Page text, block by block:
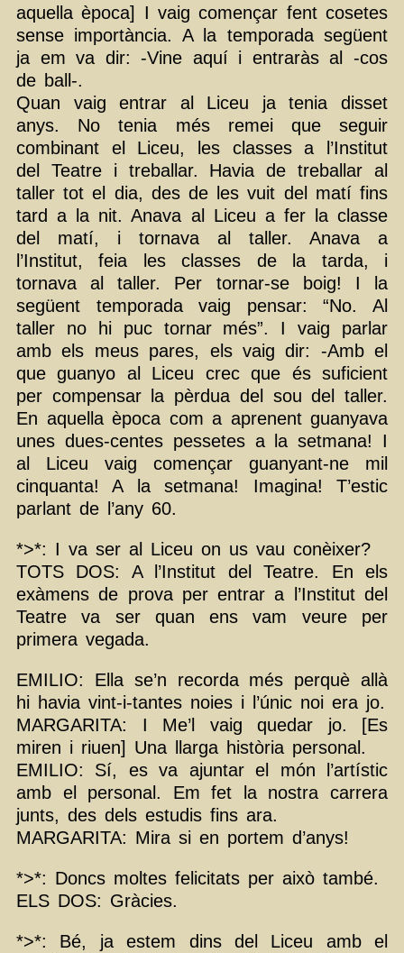
aquella època] I vaig començar fent cosetes
sense importància. A la temporada següent
ja em va dir: -Vine aquí i entraràs al -cos
de ball-.
Quan vaig entrar al Liceu ja tenia disset
anys. No tenia més remei que seguir
combinant el Liceu, les classes a l’Institut
del Teatre i treballar. Havia de treballar al
taller tot el dia, des de les vuit del matí fins
tard a la nit. Anava al Liceu a fer la classe
del matí, i tornava al taller. Anava a
l’Institut, feia les classes de la tarda, i
tornava al taller. Per tornar-se boig! I la
següent temporada vaig pensar: “No. Al
taller no hi puc tornar més”. I vaig parlar
amb els meus pares, els vaig dir: -Amb el
que guanyo al Liceu crec que és suficient
per compensar la pèrdua del sou del taller.
En aquella època com a aprenent guanyava
unes dues-centes pessetes a la setmana! I
al Liceu vaig començar guanyant-ne mil
cinquanta! A la setmana! Imagina! T’estic
parlant de l’any 60.
*>*: I va ser al Liceu on us vau conèixer?
TOTS DOS: A l’Institut del Teatre. En els
exàmens de prova per entrar a l’Institut del
Teatre va ser quan ens vam veure per
primera vegada.
EMILIO: Ella se’n recorda més perquè allà
hi havia vint-i-tantes noies i l’únic noi era jo.
MARGARITA: I Me’l vaig quedar jo. [Es
miren i riuen] Una llarga història personal.
EMILIO: Sí, es va ajuntar el món l’artístic
amb el personal. Em fet la nostra carrera
junts, des dels estudis fins ara.
MARGARITA: Mira si en portem d’anys!
*>*: Doncs moltes felicitats per això també.
ELS DOS: Gràcies.
*>*: Bé, ja estem dins del Liceu amb el